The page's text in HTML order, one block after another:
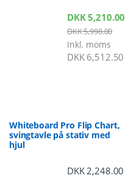
DKK5,210.00
DKK5,998.00
Inkl. moms
DKK6,512.50
Whiteboard Pro Flip Chart,
svingtavle på stativ med
hjul
DKK2,248.00